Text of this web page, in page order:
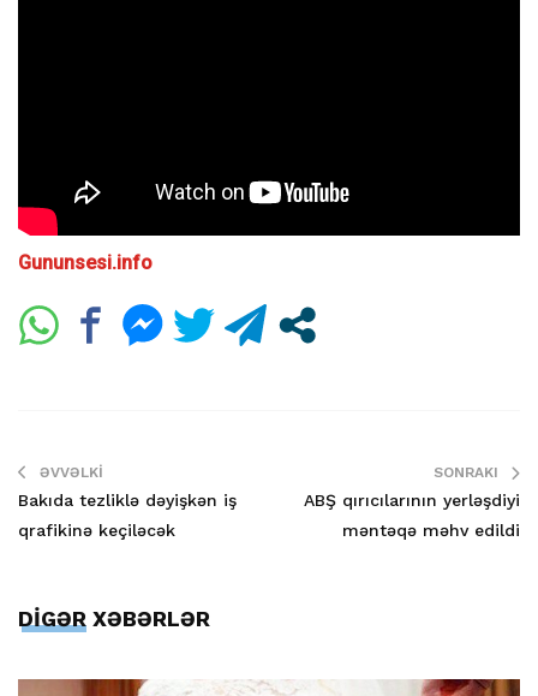
Gununsesi.info
ƏVVƏLKI
Bakıda tezliklə dəyişkən iş
qrafikinə keçiləcək
SONRAKI
ABŞ qırıcılarının yerləşdiyi
məntəqə məhv edildi
DİGƏR XƏBƏRLƏR